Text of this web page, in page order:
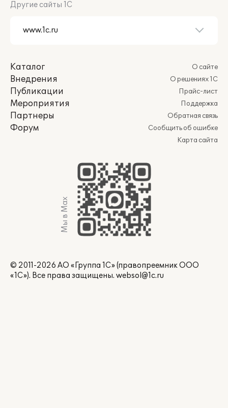
Другие сайты 1С
Каталог
Внедрения
Публикации
Мероприятия
Партнеры
Форум
О сайте
О решениях 1С
Прайс-лист
Поддержка
Обратная связь
Сообщить об ошибке
Карта сайта
Мы в Max
© 2011-2026 АО «Группа 1С» (правопреемник ООО
«1С»). Все права защищены. websol@1c.ru